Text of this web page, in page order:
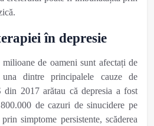
în depresie
de oameni sunt afectați de
dintre principalele cauze de
din 2017 arătau că depresia a fost
de cazuri de sinucidere pe
simptome persistente, scăderea